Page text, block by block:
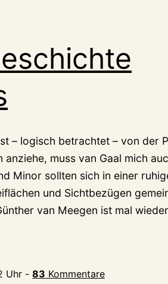
– logisch betrachtet – von der
muss van Gaal mich
Minor sollten sich in einer
und Sichtbezügen
van Meegen ist mal
Uhr - 83 Kommentare